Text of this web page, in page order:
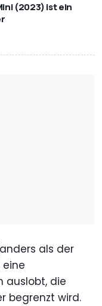
(2023) ist ein
als der
eine
auslobt, die
begrenzt wird.